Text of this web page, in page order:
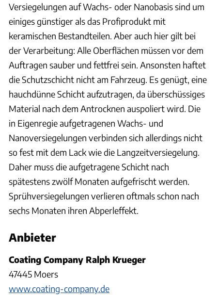
Versiegelungen auf Wachs- oder Nanobasis sind um
einiges günstiger als das Profiprodukt mit
keramischen Bestandteilen. Aber auch hier gilt bei
der Verarbeitung: Alle Oberflächen müssen vor dem
Auftragen sauber und fettfrei sein. Ansonsten haftet
die Schutzschicht nicht am Fahrzeug. Es genügt, eine
hauchdünne Schicht aufzutragen, da überschüssiges
Material nach dem Antrocknen auspoliert wird. Die
in Eigenregie aufgetragenen Wachs- und
Nanoversiegelungen verbinden sich allerdings nicht
so fest mit dem Lack wie die Langzeitversiegelung.
Daher muss die aufgetragene Schicht nach
spätestens zwölf Monaten aufgefrischt werden.
Sprühversiegelungen verlieren oftmals schon nach
sechs Monaten ihren Abperleffekt.
Anbieter
Coating Company Ralph Krueger
47445 Moers
www.coating-company.de